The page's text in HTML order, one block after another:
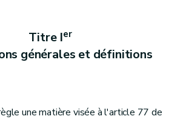
section 2
Suspension
section 3 Dommages et intérêts
19
20
Titre Ier
générales et définitions
une matière visée à l'article 77 de